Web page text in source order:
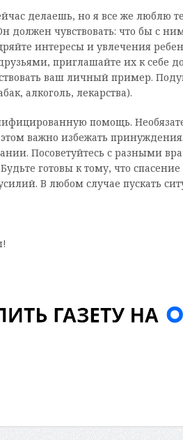
делаешь, но я все же люблю
должен чувствовать: что бы с
интересы и увлечения
приглашайте их к себе
ваш личный пример.
алкоголь, лекарства).
помощь.
важно избежать
Посоветуйтесь с разными
готовы к тому, что
В любом случае пускать